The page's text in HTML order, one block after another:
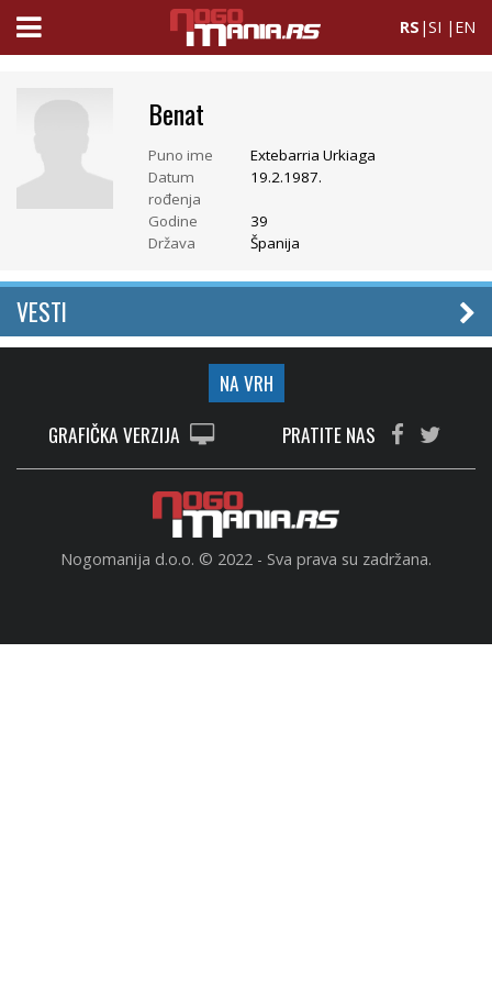
RS |SI | EN
Benat
Puno ime
Extebarria Urkiaga
Datum
rođenja
19.2.1987.
Godine
39
Država
Španija
VESTI
NA VRH
GRAFIČKA VERZIJA
PRATITE NAS
Nogomanija d.o.o. © 2022 - Sva prava su zadržana.